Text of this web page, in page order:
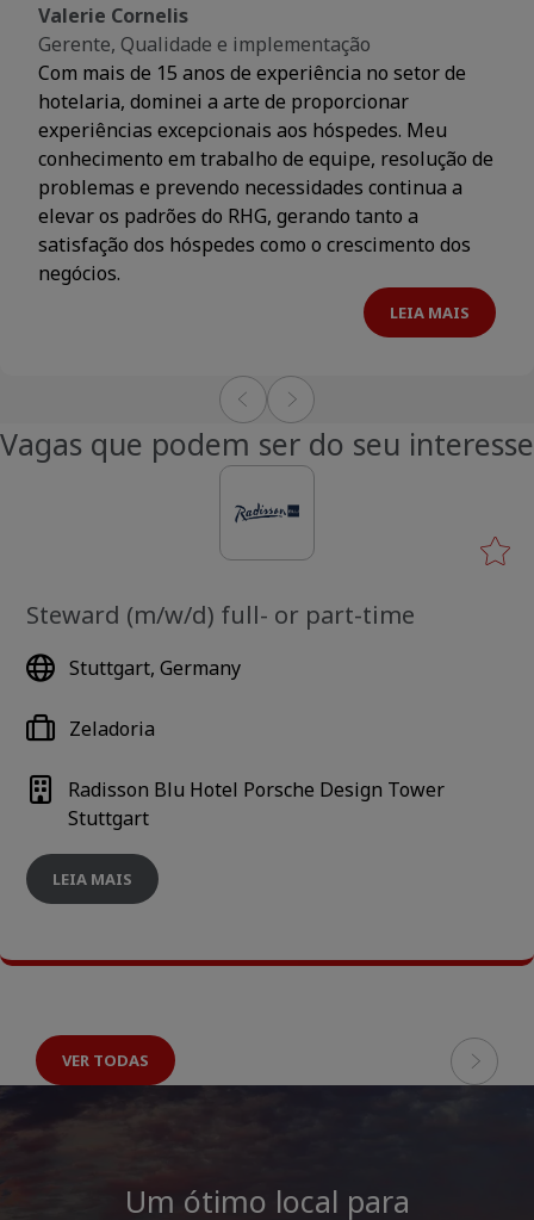
Valerie Cornelis
Gerente, Qualidade e implementação
Com mais de 15 anos de experiência no setor de
hotelaria, dominei a arte de proporcionar
experiências excepcionais aos hóspedes. Meu
conhecimento em trabalho de equipe, resolução de
problemas e prevendo necessidades continua a
elevar os padrões do RHG, gerando tanto a
satisfação dos hóspedes como o crescimento dos
negócios.
LEIA MAIS
Vagas que podem ser do seu interesse
VER TODAS
Steward (m/w/d) full- or part-time
Stuttgart, Germany
Radisson Blu Hotel Porsche Design Tower
Stuttgart
Zeladoria
LEIA MAIS
Um ótimo local para